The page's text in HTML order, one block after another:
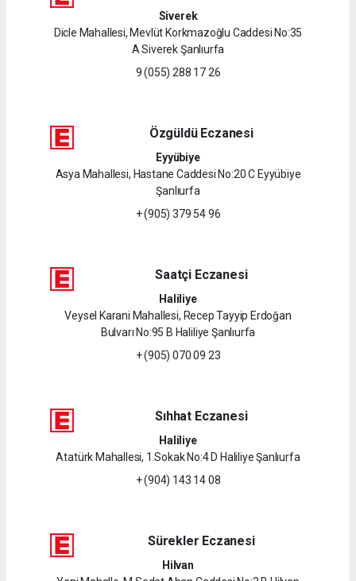
Siverek
Dicle Mahallesi, Mevlüt Korkmazoğlu Caddesi No:35
A Siverek Şanlıurfa
9 (055) 288 17 26
Özgüldü Eczanesi
Eyyübiye
Asya Mahallesi, Hastane Caddesi No:20 C Eyyübiye
Şanlıurfa
+ (905) 379 54 96
Saatçi Eczanesi
Haliliye
Veysel Karani Mahallesi, Recep Tayyip Erdoğan
Bulvarı No:95 B Haliliye Şanlıurfa
+ (905) 070 09 23
Sıhhat Eczanesi
Haliliye
Atatürk Mahallesi, 1.Sokak No:4 D Haliliye Şanlıurfa
+ (904) 143 14 08
Sürekler Eczanesi
Hilvan